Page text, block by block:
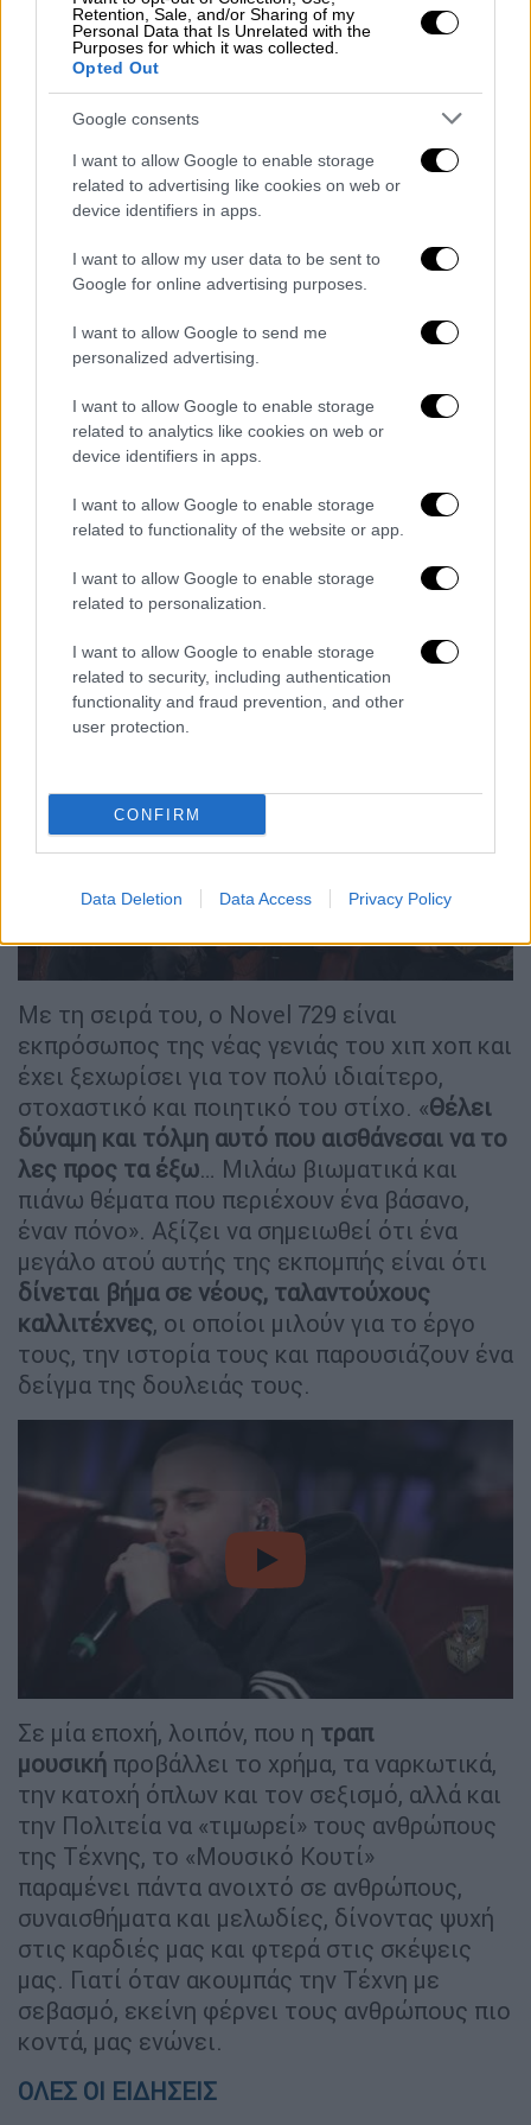
Retention, Sale, and/or Sharing of my
Personal Data that Is Unrelated with the
Purposes for which it was collected.
Opted Out
Google consents
I want to allow Google to enable storage
related to advertising like cookies on web or
device identifiers in apps.
I want to allow my user data to be sent to
Google for online advertising purposes.
I want to allow Google to send me
personalized advertising.
I want to allow Google to enable storage
related to analytics like cookies on web or
device identifiers in apps.
I want to allow Google to enable storage
related to functionality of the website or app.
I want to allow Google to enable storage
related to personalization.
I want to allow Google to enable storage
related to security, including authentication
functionality and fraud prevention, and other
user protection.
CONFIRM
Data Deletion Data Access Privacy Policy
video
Kadinelia λένε στις Κυκλάδες τα γεράκια που
ζευγαρώνουν στον αέρα! Αυτή την ονομασία
Σεϊτανίδου, πουξεκίνησαν την πορεία τους
ως ντουέτο το 2014και κέρδισαν τις
τη δεξιοτεχνία τους στην κιθάρα και στην
τσαμπούνα και τις ευφάνταστες διασκευές
τους στα παραδοσιακά. «Eίμαστε μουσικοί,
γράφουμε τραγούδια με επιρροή από την
παράδοση, αλλά και τη διεθνή μουσική»
δήλωσαν.
video
Με τη σειρά του, ο Novel 729 είναι
εκπρόσωπος της νέας γενιάς του χιπ χοπ και
έχει ξεχωρίσει για τον πολύ ιδιαίτερο,
στοχαστικό και ποιητικό του στίχο. «Θέλει
δύναμη και τόλμη αυτό που αισθάνεσαι να το
λες προς τα έξω… Μιλάω βιωματικά και
πιάνω θέματα που περιέχουν ένα βάσανο,
έναν πόνο». Αξίζει να σημειωθεί ότι ένα
μεγάλο ατού αυτής της εκπομπής είναι ότι
δίνεται βήμα σε νέους, ταλαντούχους
καλλιτέχνες, οι οποίοι μιλούν για το έργο
τους, την ιστορία τους και παρουσιάζουν ένα
δείγμα της δουλειάς τους.
video
Σε μία εποχή, λοιπόν, που η τραπ
μουσική προβάλλει το χρήμα, τα ναρκωτικά,
την κατοχή όπλων και τον σεξισμό, αλλά και
την Πολιτεία να «τιμωρεί» τους ανθρώπους
της Τέχνης, το «Μουσικό Κουτί»
παραμένει πάντα ανοιχτό σε ανθρώπους,
συναισθήματα και μελωδίες, δίνοντας ψυχή
στις καρδιές μας και φτερά στις σκέψεις
μας. Γιατί όταν ακουμπάς την Τέχνη με
σεβασμό, εκείνη φέρνει τους ανθρώπους πιο
κοντά, μας ενώνει.
ΟΛΕΣ ΟΙ ΕΙΔΗΣΕΙΣ